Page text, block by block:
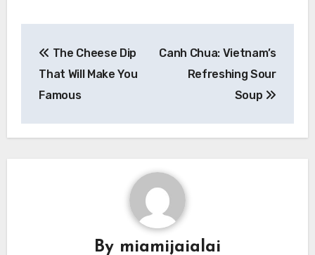
pos
The Cheese Dip
That Will Make You
Famous
Canh Chua: Vietnam’s
Refreshing Sour
Soup
By miamijaialai